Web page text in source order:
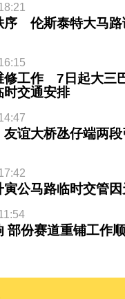
序 伦斯泰特大马路
修工作 7日起大三
时交通安排
谊大桥氹仔端两段
寅公马路临时交管
部份赛道重铺工作